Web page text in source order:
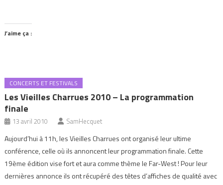
J’aime ça :
CONCERTS ET FESTIVALS
Les Vieilles Charrues 2010 – La programmation
finale
13 avril 2010 SamHecquet
Aujourd’hui à 11h, les Vieilles Charrues ont organisé leur ultime
conférence, celle où ils annoncent leur programmation finale. Cette
19ème édition vise fort et aura comme thème le Far-West ! Pour leur
dernières annonce ils ont récupéré des têtes d’affiches de qualité avec